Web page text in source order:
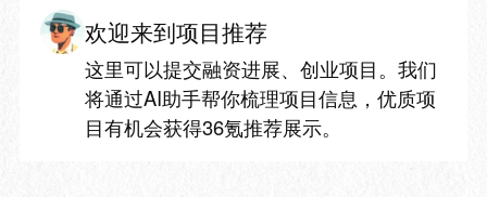
欢迎来到项目推荐
这里可以提交融资进展、创业项目。我们
将通过AI助手帮你梳理项目信息，优质项
目有机会获得36氪推荐展示。